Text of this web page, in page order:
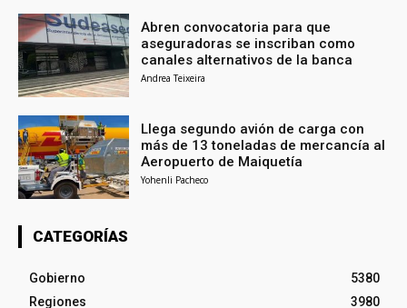
Abren convocatoria para que
aseguradoras se inscriban como
canales alternativos de la banca
Andrea Teixeira
Llega segundo avión de carga con
más de 13 toneladas de mercancía al
Aeropuerto de Maiquetía
Yohenli Pacheco
CATEGORÍAS
Gobierno
5380
Regiones
3980